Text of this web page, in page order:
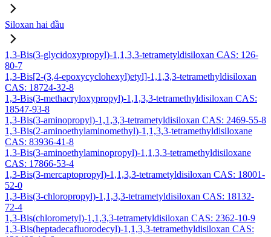
Siloxan hai đầu
1,3-Bis(3-glycidoxypropyl)-1,1,3,3-tetrametyldisiloxan CAS: 126-
80-7
1,3-Bis[2-(3,4-epoxycyclohexyl)etyl]-1,1,3,3-tetramethyldisiloxan
CAS: 18724-32-8
1,3-Bis(3-methacryloxypropyl)-1,1,3,3-tetramethyldisiloxan CAS:
18547-93-8
1,3-Bis(3-aminopropyl)-1,1,3,3-tetrametyldisiloxan CAS: 2469-55-8
1,3-Bis(2-aminoethylaminomethyl)-1,1,3,3-tetramethyldisiloxane
CAS: 83936-41-8
1,3-Bis(3-aminoethylaminopropyl)-1,1,3,3-tetramethyldisiloxane
CAS: 17866-53-4
1,3-Bis(3-mercaptopropyl)-1,1,3,3-tetrametyldisiloxan CAS: 18001-
52-0
1,3-Bis(3-chloropropyl)-1,1,3,3-tetrametyldisiloxan CAS: 18132-
72-4
1,3-Bis(chlorometyl)-1,1,3,3-tetrametyldisiloxan CAS: 2362-10-9
1,3-Bis(heptadecafluorodecyl)-1,1,3,3-tetramethyldisiloxan CAS: